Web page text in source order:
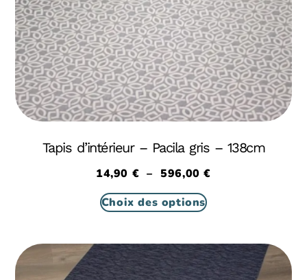
Tapis d’intérieur – Pacila gris – 138cm
14,90 € – 596,00€
Choix des options